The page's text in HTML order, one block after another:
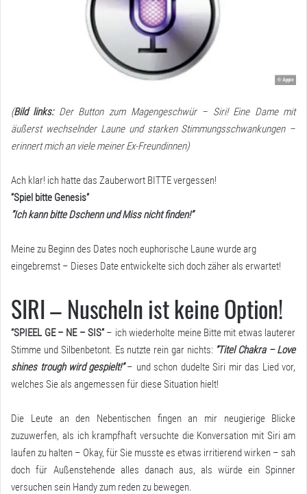
(Bild links:Der Button zum Magengeschwür – Siri! Eine Dame mit
äußerst wechselnder Laune und starken Stimmungsschwankungen –
erinnert mich an viele meiner Ex-Freundinnen)
Ach klar! ich hatte das Zauberwort BITTE vergessen!
”Spiel bitte Genesis”
”Ich kann bitte Dschenn und Miss nicht finden!”
Meine zu Beginn des Dates noch euphorische Laune wurde arg
eingebremst – Dieses Date entwickelte sich doch zäher als erwartet!
SIRI – Nuscheln ist keine Option!
“SPIEEL GE – NE – SIS”– ich wiederholte meine Bitte mit etwas lauterer
Stimme und Silbenbetont. Es nutzte rein gar nichts: “Titel Chakra – Love
shines trough wird gespielt!”– und schon dudelte Siri mir das Lied vor,
welches Sie als angemessen für diese Situation hielt!
Die Leute an den Nebentischen fingen an mir neugierige Blicke
zuzuwerfen, als ich krampfhaft versuchte die Konversation mit Siri am
laufen zu halten – Okay, für Sie musste es etwas irritierend wirken – sah
doch für Außenstehende alles danach aus, als würde ein Spinner
versuchen sein Handy zum reden zu bewegen.